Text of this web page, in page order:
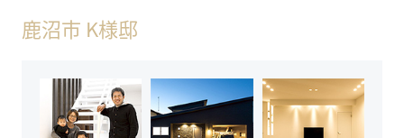
鹿沼市 K様邸